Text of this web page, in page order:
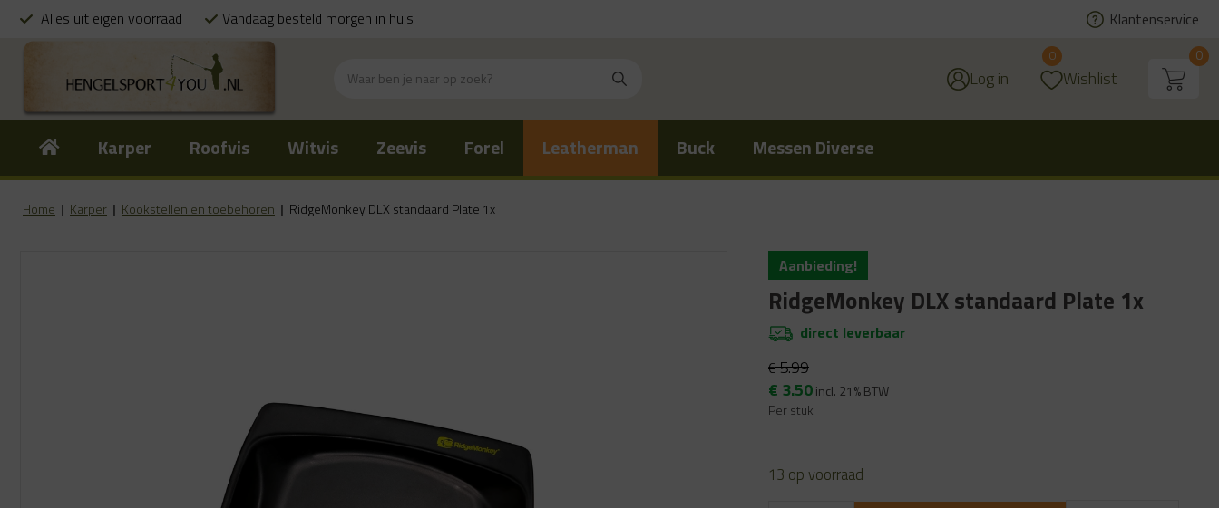
Klantenservice
Alles uit eigen voorraad Vandaag besteld morgen in huis
Log in
0
Wishlist
0
Karper Roofvis Witvis Zeevis Forel Leatherman Buck Messen Diverse
Home | Karper | Kookstellen en toebehoren | RidgeMonkey DLX standaard Plate 1x
Aanbieding!
RidgeMonkey DLX standaard Plate 1x
direct leverbaar
€5.99
Oorspronkelijke
prijs
€ 3.50Huidige
prijs
incl. 21% BTW
Per stuk
13 op voorraad